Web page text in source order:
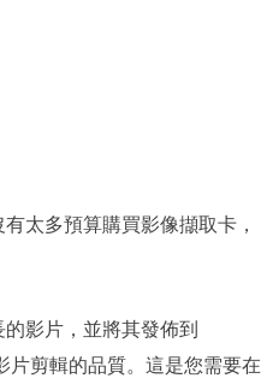
太多預算購買影像擷取卡，
影片，並將其發佈到
片剪輯的品質。這是您需要在